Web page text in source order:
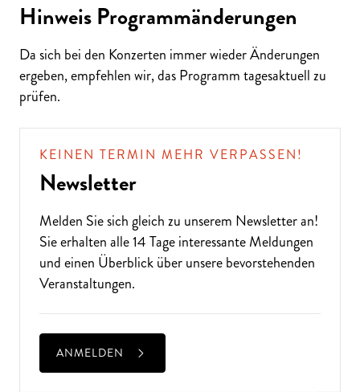
ALTE MUSIK BIS ZEITGENÖSSISCH
LIEBEN SIE DIE OPER?
Hinweis Programmänderungen
Da sich bei den Konzerten immer wieder Änderungen
ergeben, empfehlen wir, das Programm tagesaktuell zu
prüfen.
KEINEN TERMIN MEHR VERPASSEN!
Newsletter
Melden Sie sich gleich zu unserem Newsletteran!
Sie erhalten alle 14 Tage interessante Meldungen
und einen Überblick über unsere bevorstehenden
Veranstaltungen.
ANMELDEN